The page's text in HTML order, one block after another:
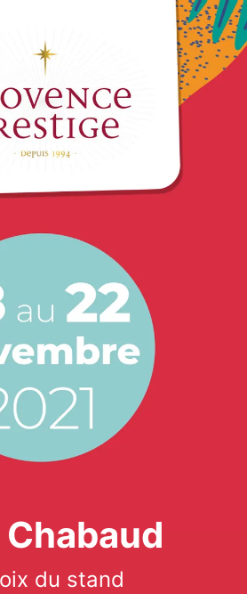
du stand